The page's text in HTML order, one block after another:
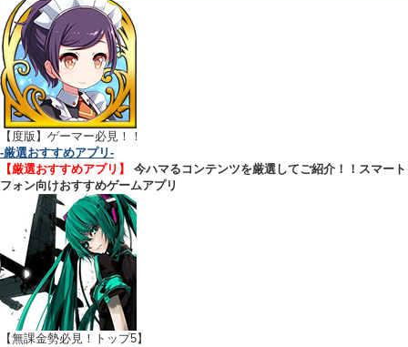
【 度版】ゲーマー必見！！
-厳選おすすめアプリ-
【厳選おすすめアプリ】
今ハマるコンテンツを厳選してご紹介！！スマート
フォン向けおすすめゲームアプリ
【無課金勢必見！トップ5】